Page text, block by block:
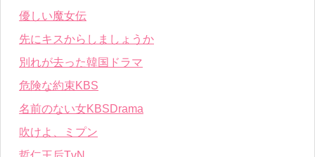
優しい魔女伝
先にキスからしましょうか
別れが去った韓国ドラマ
危険な約束KBS
名前のない女KBSDrama
吹けよ、ミプン